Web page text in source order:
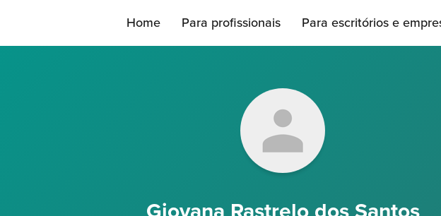
Home Para profissionais Para escritórios e